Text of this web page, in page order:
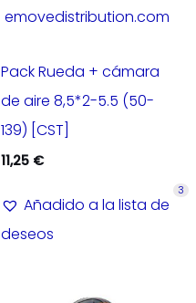
emovedistribution.com
Pack Rueda + cámara
de aire 8,5*2-5.5 (50-
139) [CST]
11,25 €
Añadido a la lista de
deseos
3